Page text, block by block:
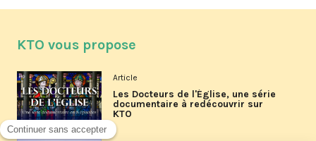
KTO vous propose
Article
Les Docteurs de l'Église, une série
documentaire à redécouvrir sur
KTO